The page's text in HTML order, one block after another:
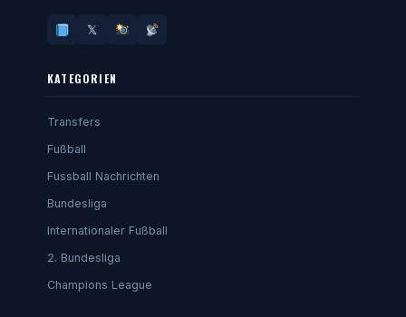
𝕏
KATEGORIEN
Transfers
Fußball
Fussball Nachrichten
Bundesliga
Internationaler Fußball
2. Bundesliga
Champions League